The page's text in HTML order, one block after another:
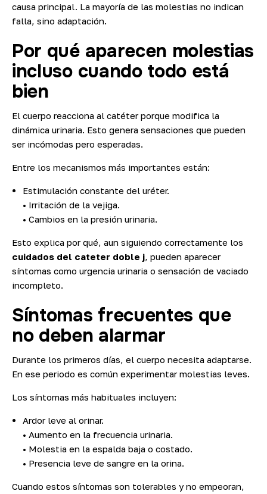
causa principal. La mayoría de las molestias no indican
falla, sino adaptación.
Por qué aparecen molestias
incluso cuando todo está
bien
El cuerpo reacciona al catéter porque modifica la
dinámica urinaria. Esto genera sensaciones que pueden
ser incómodas pero esperadas.
Entre los mecanismos más importantes están:
Estimulación constante del uréter.
• Irritación de la vejiga.
• Cambios en la presión urinaria.
Esto explica por qué, aun siguiendo correctamente los
cuidados del cateter doble j, pueden aparecer
síntomas como urgencia urinaria o sensación de vaciado
incompleto.
Síntomas frecuentes que
no deben alarmar
Durante los primeros días, el cuerpo necesita adaptarse.
En ese periodo es común experimentar molestias leves.
Los síntomas más habituales incluyen:
Ardor leve al orinar.
• Aumento en la frecuencia urinaria.
• Molestia en la espalda baja o costado.
• Presencia leve de sangre en la orina.
Cuando estos síntomas son tolerables y no empeoran,